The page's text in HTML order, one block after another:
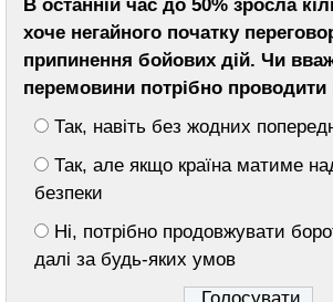
ретриту
04 серпня 2026, вівторок
18:43 Синоптики попередили про
Звенигородщина вдруге
із прифронтових громад
16:18 У Шполянській громаді
компенсацію за зруйноване
ворожих обстрілів майно та
В останній час до 50% зросла
хоче негайного початку
припинення бойових дій. Чи
перемовини потрібно проводити
Так, навіть без жодних
Так, але якщо країна матиме
безпеки
Ні, потрібно продовжувати
далі за будь-яких умов